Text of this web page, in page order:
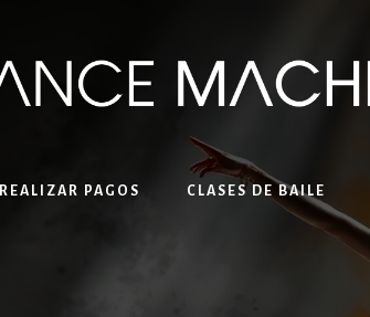
REALIZAR PAGOS CLASES DE BAILE